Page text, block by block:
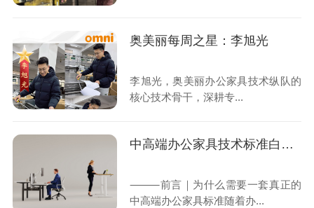
奥美丽每周之星：李旭光
李旭光，奥美丽办公家具技术纵队的
核心技术骨干，深耕专...
中高端办公家具技术标准白皮书 —— OMNI-5五维工艺技术标准体系
⸻前言｜为什么需要一套真正的
中高端办公家具标准随着办...